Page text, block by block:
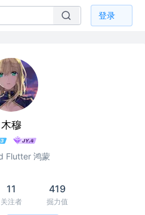
登录
木穆
Flutter 鸿蒙
11
关注者
419
掘力值